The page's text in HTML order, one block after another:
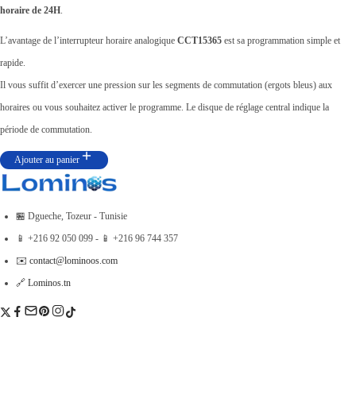
horaire de 24H.
L’avantage de l’interrupteur horaire analogique CCT15365 est sa programmation simple et
rapide.
Il vous suffit d’exercer une pression sur les segments de commutation (ergots bleus) aux
horaires ou vous souhaitez activer le programme. Le disque de réglage central indique la
période de commutation.
Ajouter au panier
🏪 Dgueche, Tozeur - Tunisie
📱 +216 92 050 099 - 📱 +216 96 744 357
✉️ contact@lominoos.com
🔗 Lominos.tn